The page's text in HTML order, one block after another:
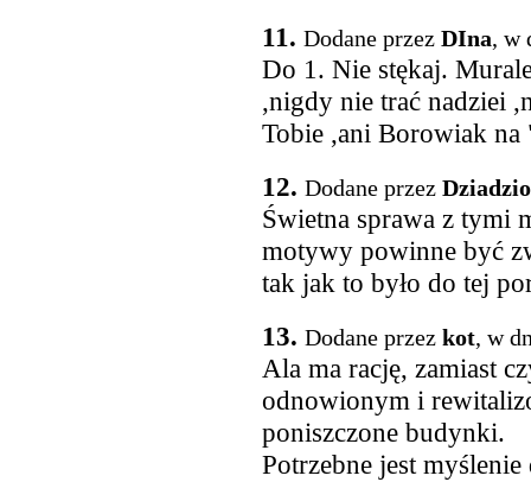
11. Dodane przez DIna, w
Do 1. Nie stękaj.
,nigdy nie trać nadziei
Tobie ,ani Borowiak na
12. Dodane przez
Świetna sprawa z tymi
motywy powinne być
tak jak to było do tej
13. Dodane przez kot, w
Ala ma rację, zamiast
odnowionym i
poniszczone budynki.
Potrzebne jest